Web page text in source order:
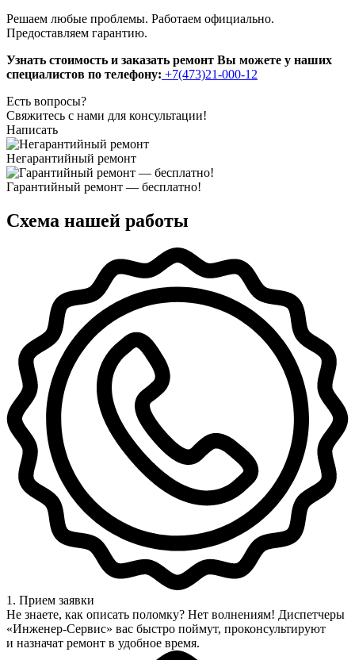
Решаем любые проблемы. Работаем официально.
Предоставляем гарантию.
Узнать стоимость и заказать ремонт Вы можете у наших
специалистов по телефону: +7(473)21-000-12
Есть вопросы?
Свяжитесь с нами для консультации!
Написать
Негарантийный ремонт
Гарантийный ремонт — бесплатно!
Схема нашей работы
1. Прием заявки
Не знаете, как описать поломку? Нет волнениям! Диспетчеры
«Инженер-Сервис» вас быстро поймут, проконсультируют
и назначат ремонт в удобное время.